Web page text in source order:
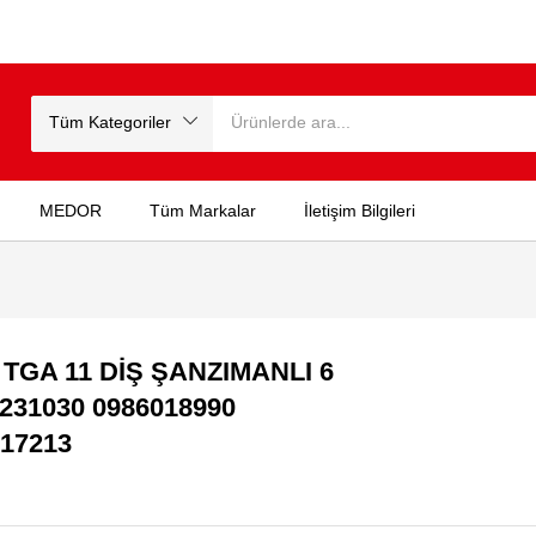
Tüm Kategoriler
MEDOR Tüm Markalar İletişim Bilgileri
11 DİŞ ŞANZIMANLI 6
0986018990